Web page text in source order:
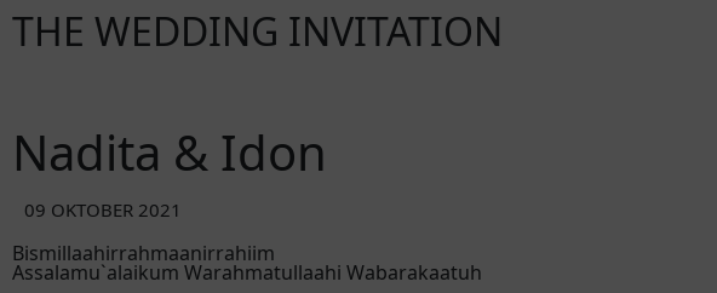
THE WEDDING INVITATION
Nadita & Idon
09 OKTOBER 2021
Bismillaahirrahmaanirrahiim
Assalamu`alaikum Warahmatullaahi Wabarakaatuh